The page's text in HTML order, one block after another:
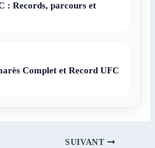
: Records, parcours et
Complet et Record UFC
SUIVANT